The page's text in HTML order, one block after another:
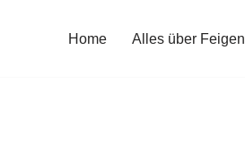
Home Alles über Feigen